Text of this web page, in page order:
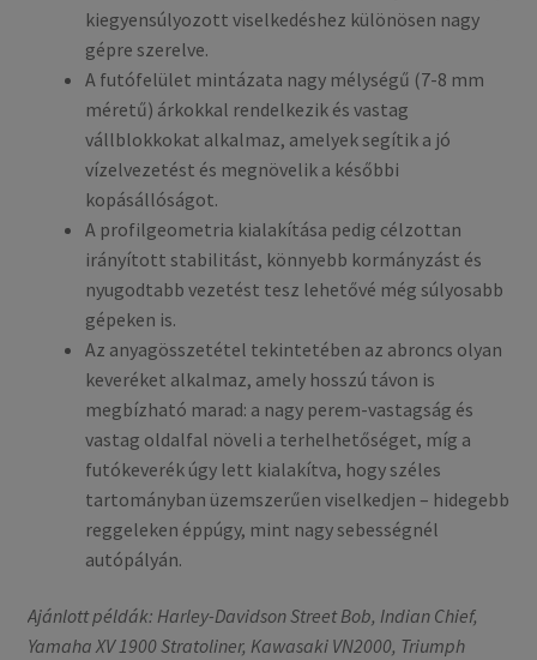
kiegyensúlyozott viselkedéshez különösen nagy
gépre szerelve.
A futófelület mintázata nagy mélységű (7-8 mm
méretű) árkokkal rendelkezik és vastag
vállblokkokat alkalmaz, amelyek segítik a jó
vízelvezetést és megnövelik a későbbi
kopásállóságot.
A profilgeometria kialakítása pedig célzottan
irányított stabilitást, könnyebb kormányzást és
nyugodtabb vezetést tesz lehetővé még súlyosabb
gépeken is.
Az anyagösszetétel tekintetében az abroncs olyan
keveréket alkalmaz, amely hosszú távon is
megbízható marad: a nagy perem-vastagság és
vastag oldalfal növeli a terhelhetőséget, míg a
futókeverék úgy lett kialakítva, hogy széles
tartományban üzemszerűen viselkedjen – hidegebb
reggeleken éppúgy, mint nagy sebességnél
autópályán.
Ajánlott példák: Harley-Davidson Street Bob, Indian Chief,
Yamaha XV 1900 Stratoliner, Kawasaki VN2000, Triumph